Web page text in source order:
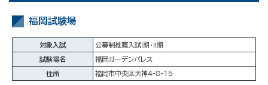
福岡試験場
対象入試 公募制推薦入試Ⅰ期・Ⅱ期
試験場名 福岡ガーデンパレス
住所 福岡市中央区天神4-8-15